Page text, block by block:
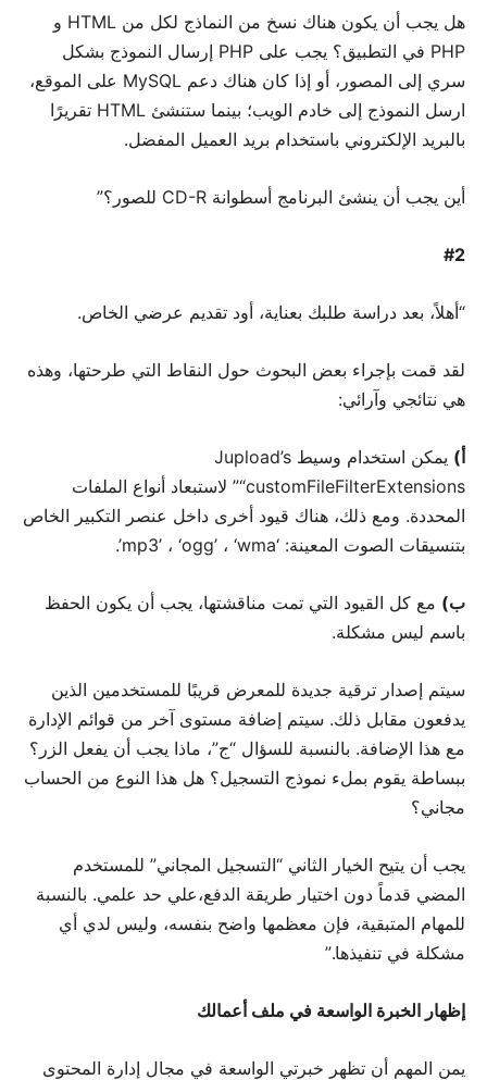
هل يجب أن يكون هناك نسخ من النماذج لكل من HTML و
PHP في التطبيق؟ يجب على PHP إرسال النموذج بشكل
سري إلى المصور، أو إذا كان هناك دعم MySQL على الموقع،
ارسل النموذج إلى خادم الويب؛ بينما ستنشئ HTML تقريرًا
بالبريد الإلكتروني باستخدام بريد العميل المفضل.
أين يجب أن ينشئ البرنامج أسطوانة CD-R للصور؟”
#2
“أهلاً، بعد دراسة طلبك بعناية، أود تقديم عرضي الخاص.
لقد قمت بإجراء بعض البحوث حول النقاط التي طرحتها، وهذه
هي نتائجي وآرائي:
أ)
يمكن استخدام وسيط Jupload’s
“customFileFilterExtensions” لاستبعاد أنواع الملفات
المحددة. ومع ذلك، هناك قيود أخرى داخل عنصر التكبير الخاص
بتنسيقات الصوت المعينة: ‘mp3’ ، ‘ogg’ ، ‘wma’.
ب) مع كل القيود التي تمت مناقشتها، يجب أن يكون الحفظ
باسم ليس مشكلة.
سيتم إصدار ترقية جديدة للمعرض قريبًا للمستخدمين الذين
يدفعون مقابل ذلك. سيتم إضافة مستوى آخر من قوائم الإدارة
مع هذا الإضافة. بالنسبة للسؤال “ج”، ماذا يجب أن يفعل الزر؟
ببساطة يقوم بملء نموذج التسجيل؟ هل هذا النوع من الحساب
مجاني؟
يجب أن يتيح الخيار الثاني “التسجيل المجاني” للمستخدم
المضي قدماً دون اختيار طريقة الدفع،علي حد علمي. بالنسبة
للمهام المتبقية، فإن معظمها واضح بنفسه، وليس لدي أي
مشكلة في تنفيذها.”
إظهار الخبرة الواسعة في ملف أعمالك
يمن المهم أن تظهر خبرتي الواسعة في مجال إدارة المحتوى